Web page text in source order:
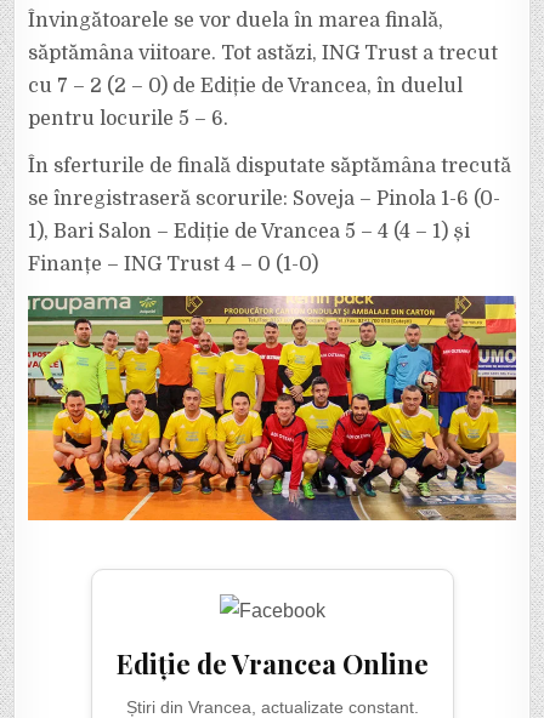
DE
ASTĂZI
Învingătoarele se vor duela în marea finală,
săptămâna viitoare. Tot astăzi, ING Trust a trecut
cu 7 – 2 (2 – 0) de Ediție de Vrancea, în duelul
pentru locurile 5 – 6.
În sferturile de finală disputate săptămâna trecută
se înregistraseră scorurile: Soveja – Pinola 1-6 (0-
1), Bari Salon – Ediție de Vrancea 5 – 4 (4 – 1) și
Finanțe – ING Trust 4 – 0 (1-0)
Ediție de Vrancea Online
Știri din Vrancea, actualizate constant.